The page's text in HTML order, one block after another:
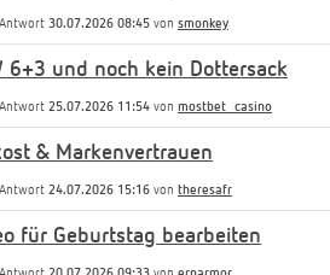
30.07.2026 08:45 von smonkey
6+3 und noch kein Dottersack
25.07.2026 11:54 von mostbet_casino
& Markenvertrauen
24.07.2026 15:16 von theresafr
für Geburtstag bearbeiten